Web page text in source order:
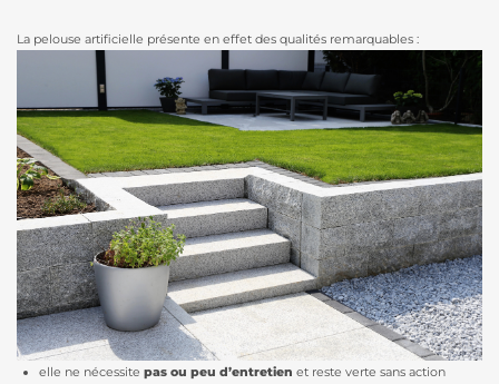
La pelouse artificielle présente en effet des qualités remarquables :
elle ne nécessite pas ou peu d’entretien et reste verte sans action